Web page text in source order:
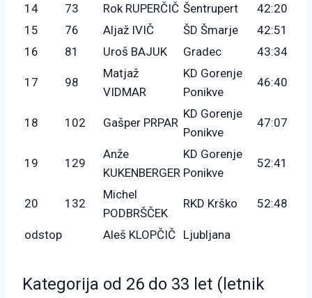
14 73 Rok RUPERČIČ Šentrupert
42:20
15
76 Aljaž IVIČ ŠD Šmarje
42:51
16
81 Uroš BAJUK Gradec 43:34
17 98
Matjaž
VIDMAR
KD Gorenje
Ponikve
46:40
18 102 Gašper PRPAR
KD Gorenje
Ponikve
47:07
19 129
Anže
KUKENBERGER
KD Gorenje
Ponikve
52:41
20 132
Michel
PODBRŠČEK
RKD Krško 52:48
odstop Aleš KLOPČIČ Ljubljana
Kategorija od 26 do 33 let (letnik